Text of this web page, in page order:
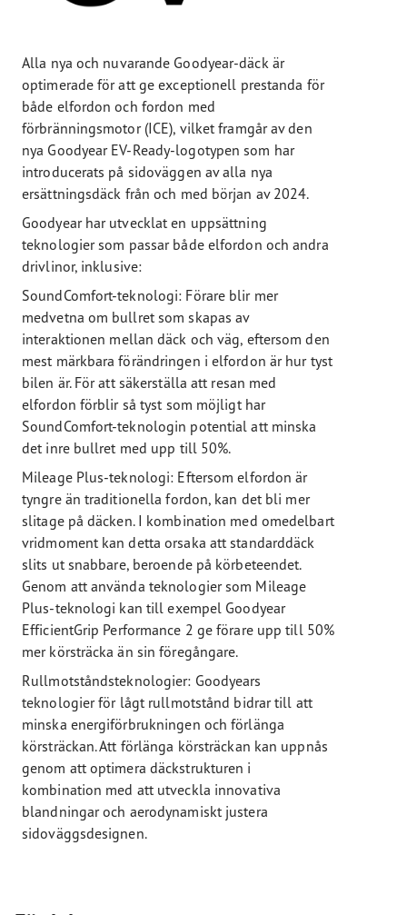
Alla nya och nuvarande Goodyear-däck är
optimerade för att ge exceptionell prestanda för
både elfordon och fordon med
förbränningsmotor (ICE), vilket framgår av den
nya Goodyear EV-Ready-logotypen som har
introducerats på sidoväggen av alla nya
ersättningsdäck från och med början av 2024.
Goodyear har utvecklat en uppsättning
teknologier som passar både elfordon och andra
drivlinor, inklusive:
SoundComfort-teknologi: Förare blir mer
medvetna om bullret som skapas av
interaktionen mellan däck och väg, eftersom den
mest märkbara förändringen i elfordon är hur tyst
bilen är. För att säkerställa att resan med
elfordon förblir så tyst som möjligt har
SoundComfort-teknologin potential att minska
det inre bullret med upp till 50%.
Mileage Plus-teknologi: Eftersom elfordon är
tyngre än traditionella fordon, kan det bli mer
slitage på däcken. I kombination med omedelbart
vridmoment kan detta orsaka att standarddäck
slits ut snabbare, beroende på körbeteendet.
Genom att använda teknologier som Mileage
Plus-teknologi kan till exempel Goodyear
EfficientGrip Performance 2 ge förare upp till 50%
mer körsträcka än sin föregångare.
Rullmotståndsteknologier: Goodyears
teknologier för lågt rullmotstånd bidrar till att
minska energiförbrukningen och förlänga
körsträckan. Att förlänga körsträckan kan uppnås
genom att optimera däckstrukturen i
kombination med att utveckla innovativa
blandningar och aerodynamiskt justera
sidoväggsdesignen.